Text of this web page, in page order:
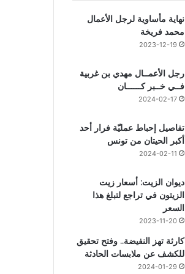
نهاية مأساوية لرجل الأعمال
محمد فريخة
2023-12-19
رجل الأعمــال مهدي بن غربية
فــي خــبر كــــــان
2024-02-17
تفاصيل إحباط عمليّة فرار أحد
أكبر الحيتان من تونس
2024-02-11
ديوان الزيت: أسعار زيت
الزيتون في تراجع لتبلغ هذا
السعر
2023-11-20
كارثة تهز النفيضة.. وفتح تحقيق
للكشف عن ملابسات الحادثة
2024-01-29